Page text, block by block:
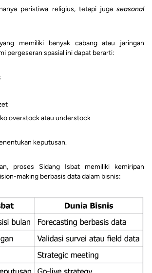
peristiwa religius, tetapi juga seasonal
memiliki banyak cabang atau jaringan
pergeseran spasial ini dapat berarti:
overstock atau understock
keputusan.
proses Sidang Isbat memiliki kemiripan
making berbasis data dalam bisnis: